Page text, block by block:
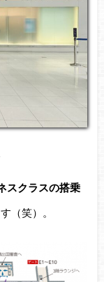
スクラスの搭乗
（笑）。